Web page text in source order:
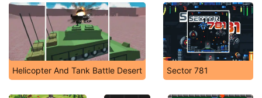
Helicopter And Tank Battle Desert Sector 781